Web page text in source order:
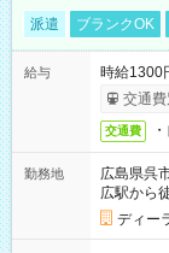
派遣 ブランクOK
給与
時給1300
交通費
交通費
勤務地
広島県呉
広駅から
ディー